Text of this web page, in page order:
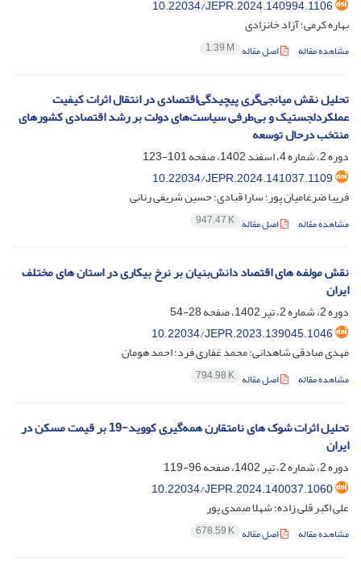
10.22034/JEPR.2024.140994.1106
بهاره کرمی؛ آزاد خانزادی
مشاهده مقاله اصل مقاله 1.39 M
تحلیل نقش میانجی‌گری پیچیدگی‌اقتصادی در انتقال اثرات کیفیت
عملکرد‌لجستیک و بی‌طرفی سیاست‌های دولت بر رشد ‌اقتصادی کشورهای
منتخب در‌حال توسعه
دوره 2، شماره 4، اسفند 1402، صفحه
101-123
10.22034/JEPR.2024.141037.1109
فریبا ضرغامیان پور؛ سارا قبادی؛ حسین شریفی رنانی
مشاهده مقاله اصل مقاله 947.47 K
نقش مولفه های اقتصاد دانش‌بنیان بر نرخ بیکاری در استان های مختلف
ایران
دوره 2، شماره 2، تیر 1402، صفحه
28-54
10.22034/JEPR.2023.139045.1046
مهدی صادقی شاهدانی؛ محمد غفاری فرد؛ احمد هومان
مشاهده مقاله اصل مقاله 794.98 K
تحلیل اثرات شوک های نامتقارن همه‌گیری کووید-19 بر قیمت مسکن در
ایران
دوره 2، شماره 2، تیر 1402، صفحه
96-119
10.22034/JEPR.2024.140037.1060
علی اکبر قلی زاده؛ شهلا صمدی پور
مشاهده مقاله اصل مقاله 678.59 K